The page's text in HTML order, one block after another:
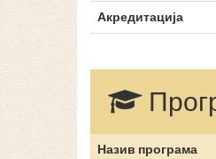
Акредитација
Назив програма